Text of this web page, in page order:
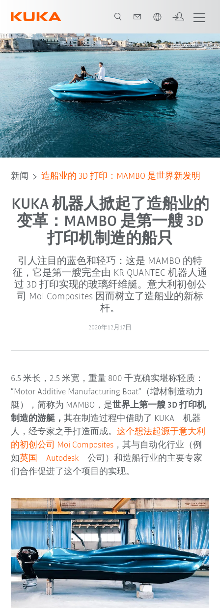
新闻 造船业的 3D 打印：MAMBO 是世界新发明
KUKA 机器人掀起了造船业的
变革：MAMBO 是第一艘 3D
打印机制造的船只
引人注目的蓝色和轻巧：这是 MAMBO 的特
征，它是第一艘完全由 KR QUANTEC 机器人通
过 3D 打印实现的玻璃纤维艇。意大利初创公
司 Moi Composites 因而树立了造船业的新标
杆。
2020年12月17日
6.5 米长，2.5 米宽，重量 800 千克确实堪称轻质：
“Motor Additive Manufacturing Boat”（增材制造动力
艇），简称为 MAMBO，是世界上第一艘 3D 打印机
制造的游艇，其在制造过程中借助了 KUKA 机器
人，经专家之手打造而成。这个想法起源于意大利
的初创公司 Moi Composites ，其与自动化行业（例
如英国 Autodesk 公司）和造船行业的主要专家
们合作促进了这个项目的实现。